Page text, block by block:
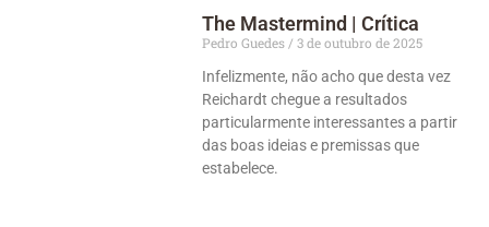
The Mastermind | Crítica
Pedro Guedes
3 de outubro de 2025
Infelizmente, não acho que desta vez
Reichardt chegue a resultados
particularmente interessantes a partir
das boas ideias e premissas que
estabelece.